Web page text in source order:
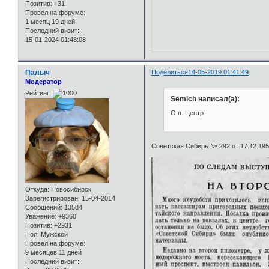
Позитив: +31
Провел на форуме:
1 месяц 19 дней
Последний визит:
15-01-2024 01:48:08
Поделиться14-05-2019 01:41:49
Палыч
Модератор
Рейтинг:
Откуда: Новосибирск
Зарегистрирован: 15-04-2014
Сообщений: 13584
Уважение: +9360
Позитив: +2931
Пол: Мужской
Провел на форуме:
9 месяцев 11 дней
Последний визит:
Semich написал(а):
О.п. Центр
Советская Сибирь № 292 от